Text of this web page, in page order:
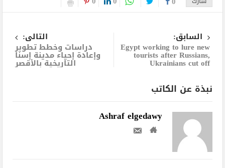
السابق:
Egypt working to lure new
tourists after Russians,
Ukrainians cut off
التالى:
دراسات وخطط تطوير
وإعادة إحياء مدينة إسنا
التاريخية بالأقصر
نبذة عن الكاتب
Ashraf elgedawy